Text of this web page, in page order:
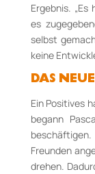
Ergebnis.
es
selbst
keine
DAS
Ein Positives
begann
Freunden
drehen.